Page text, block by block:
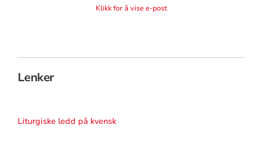
Klikk for å vise e-post
Lenker
Liturgiske ledd på kvensk